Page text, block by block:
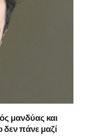
μανδύας και
πάνε μαζί